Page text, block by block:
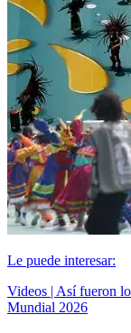
Le puede interesar:
Videos | Así fueron
Mundial 2026